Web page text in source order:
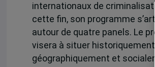
internationaux de
cette fin, son programme
autour de quatre panels. Le
visera à situer historiquement,
géographiquement et